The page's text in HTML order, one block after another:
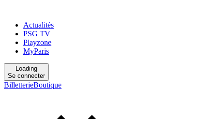
Actualités
PSG TV
Playzone
MyParis
Loading
Se connecter
BilletterieBoutique